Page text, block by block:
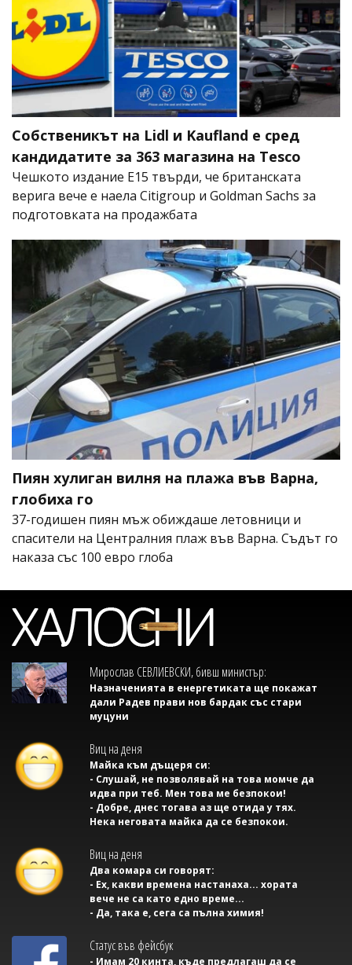
Собственикът на Lidl и Kaufland е сред
кандидатите за 363 магазина на Tesco
Чешкото издание E15 твърди, че британската
верига вече е наела Citigroup и Goldman Sachs за
подготовката на продажбата
Пиян хулиган вилня на плажа във Варна,
глобиха го
37-годишен пиян мъж обиждаше летовници и
спасители на Централния плаж във Варна. Съдът го
наказа със 100 евро глоба
Мирослав СЕВЛИЕВСКИ, бивш министър:
Назначенията в енергетиката ще покажат
дали Радев прави нов бардак със стари
муцуни
Виц на деня
Майка към дъщеря си:
- Слушай, не позволявай на това момче да
идва при теб. Мен това ме безпокои!
- Добре, днес тогава аз ще отида у тях.
Нека неговата майка да се безпокои.
Виц на деня
Два комара си говорят:
- Ех, какви времена настанаха... хората
вече не са като едно време...
- Да, така е, сега са пълна химия!
Статус във фейсбук
- Имам 20 кинта, къде предлагаш да се